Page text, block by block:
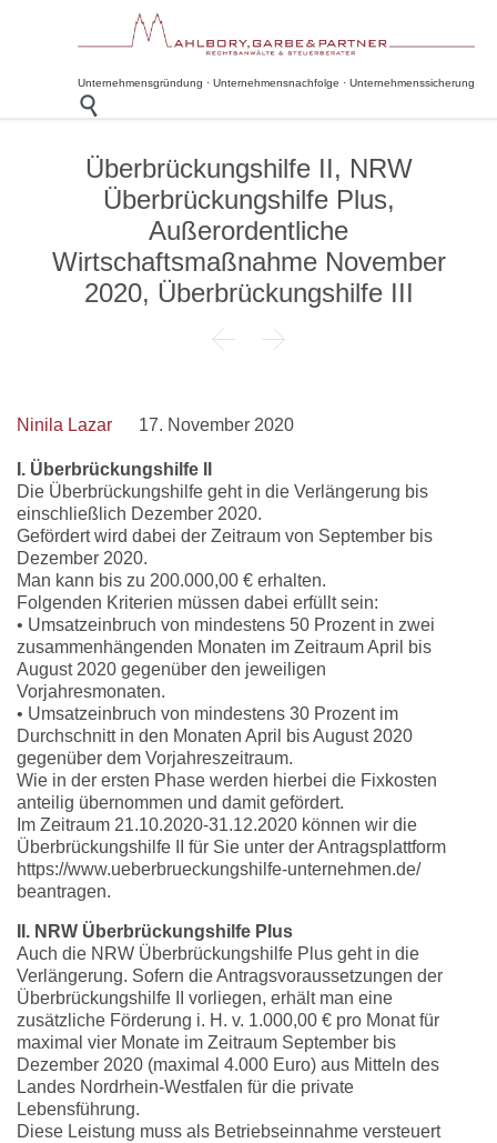
Unternehmensgründung · Unternehmensnachfolge · Unternehmenssicherung

Überbrückungshilfe II, NRW
Überbrückungshilfe Plus,
Außerordentliche
Wirtschaftsmaßnahme November
2020, Überbrückungshilfe III
 
Ninila Lazar 17. November 2020
I. Überbrückungshilfe II
Die Überbrückungshilfe geht in die Verlängerung bis
einschließlich Dezember 2020.
Gefördert wird dabei der Zeitraum von September bis
Dezember 2020.
Man kann bis zu 200.000,00 € erhalten.
Folgenden Kriterien müssen dabei erfüllt sein:
• Umsatzeinbruch von mindestens 50 Prozent in zwei
zusammenhängenden Monaten im Zeitraum April bis
August 2020 gegenüber den jeweiligen
Vorjahresmonaten.
• Umsatzeinbruch von mindestens 30 Prozent im
Durchschnitt in den Monaten April bis August 2020
gegenüber dem Vorjahreszeitraum.
Wie in der ersten Phase werden hierbei die Fixkosten
anteilig übernommen und damit gefördert.
Im Zeitraum 21.10.2020-31.12.2020 können wir die
Überbrückungshilfe II für Sie unter der Antragsplattform
https://www.ueberbrueckungshilfe-unternehmen.de/
beantragen.
II. NRW Überbrückungshilfe Plus
Auch die NRW Überbrückungshilfe Plus geht in die
Verlängerung. Sofern die Antragsvoraussetzungen der
Überbrückungshilfe II vorliegen, erhält man eine
zusätzliche Förderung i. H. v. 1.000,00 € pro Monat für
maximal vier Monate im Zeitraum September bis
Dezember 2020 (maximal 4.000 Euro) aus Mitteln des
Landes Nordrhein-Westfalen für die private
Lebensführung.
Diese Leistung muss als Betriebseinnahme versteuert